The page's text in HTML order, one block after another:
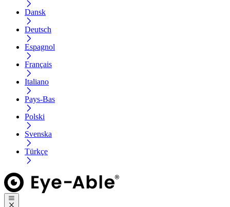
Dansk
Deutsch
Espagnol
Français
Italiano
Pays-Bas
Polski
Svenska
Türkçe